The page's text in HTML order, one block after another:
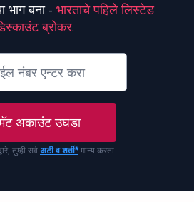
भाग बना - भारताचे पहिले लिस्टेड
ब्रोकर.
अकाउंट उघडा
तुम्ही सर्व अटी व शर्ती*मान्य करता